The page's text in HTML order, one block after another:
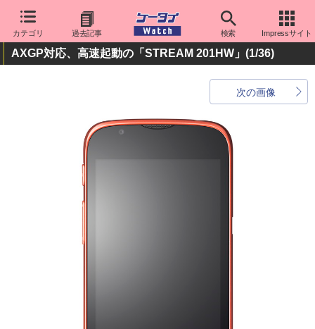
カテゴリ 過去記事 検索 Impressサイト
AXGP対応、高速起動の「STREAM 201HW」 (1/36)
次の画像